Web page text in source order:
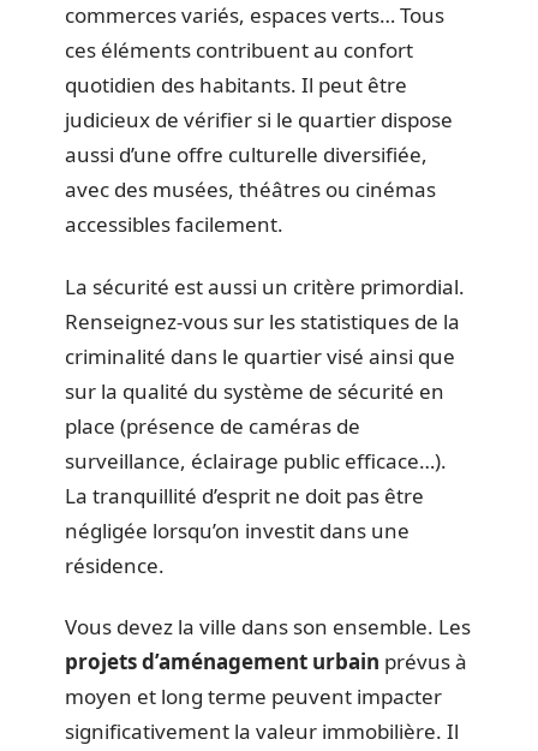
commerces variés, espaces verts… Tous
ces éléments contribuent au confort
quotidien des habitants. Il peut être
judicieux de vérifier si le quartier dispose
aussi d’une offre culturelle diversifiée,
avec des musées, théâtres ou cinémas
accessibles facilement.
La sécurité est aussi un critère primordial.
Renseignez-vous sur les statistiques de la
criminalité dans le quartier visé ainsi que
sur la qualité du système de sécurité en
place (présence de caméras de
surveillance, éclairage public efficace…).
La tranquillité d’esprit ne doit pas être
négligée lorsqu’on investit dans une
résidence.
Vous devez la ville dans son ensemble. Les
projets d’aménagement urbain prévus à
moyen et long terme peuvent impacter
significativement la valeur immobilière. Il